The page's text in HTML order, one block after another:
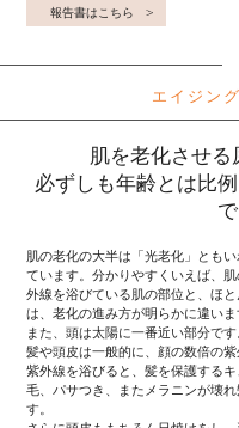
報告書はこちら
エイジン
肌を老化させ
必ずしも年齢とは比
肌の老化の大半は「光老化」とも
ています。分かりやすくいえば、
外線を浴びている肌の部位と、ほ
は、老化の進み方が明らかに違いま
また、頭は太陽に一番近い部分です
髪や頭皮は一般的に、顔の数倍の
紫外線を浴びると、髪を保護する
毛、パサつき、またメラニンが壊
す。